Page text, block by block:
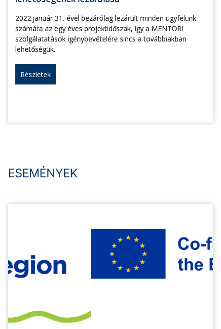
2022.január 31.-ével bezárólag lezárult minden ügyfelünk
számára az egy éves projektidőszak, így a MENTORI
szolgálatatások igénybevételére sincs a továbbiakban
lehetőségük.
Részletek
ESEMÉNYEK